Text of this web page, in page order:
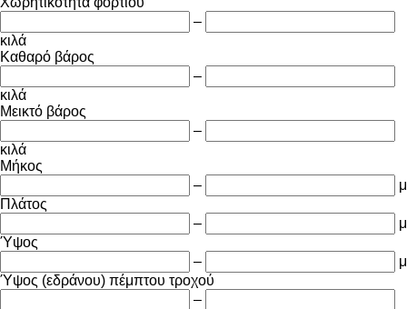
–
κιλά
Καθαρό βάρος
–
κιλά
Μεικτό βάρος
–
κιλά
Μήκος
–
μ
Πλάτος
–
μ
Ύψος
–
μ
Ύψος (εδράνου) πέμπτου τροχού
–